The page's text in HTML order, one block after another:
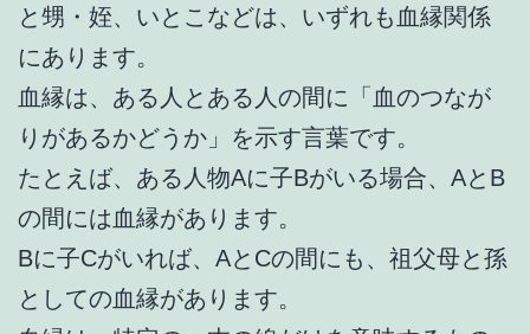
と甥・姪、いとこなどは、いずれも血縁関係
にあります。
血縁は、ある人とある人の間に「血のつなが
りがあるかどうか」を示す言葉です。
たとえば、ある人物Aに子Bがいる場合、AとB
の間には血縁があります。
Bに子Cがいれば、AとCの間にも、祖父母と孫
としての血縁があります。